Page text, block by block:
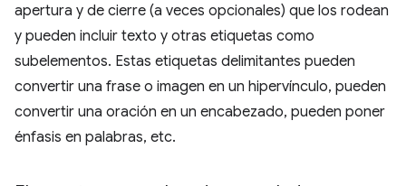
apertura y de cierre (a veces opcionales) que los rodean
y pueden incluir texto y otras etiquetas como
subelementos. Estas etiquetas delimitantes pueden
convertir una frase o imagen en un hipervínculo, pueden
convertir una oración en un encabezado, pueden poner
énfasis en palabras, etc.